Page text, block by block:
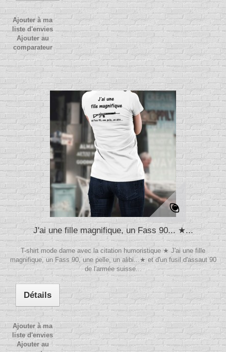
Ajouter à ma
liste d'envies
Ajouter au
comparateur
J'ai une fille magnifique, un Fass 90... ★...
T-shirt mode dame avec la citation humoristique ★ J'ai une fille
magnifique, un Fass 90, une pelle, un alibi...★ et d'un fusil d'assaut 90
de l'armée suisse...
Détails
Ajouter à ma
liste d'envies
Ajouter au